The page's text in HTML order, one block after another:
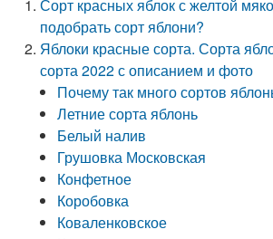
Сорт красных яблок с желтой
подобрать сорт яблони?
Яблоки красные сорта. Сорта
сорта 2022 с описанием и фото
Почему так много сортов
Летние сорта яблонь
Белый налив
Грушовка Московская
Конфетное
Коробовка
Коваленковское